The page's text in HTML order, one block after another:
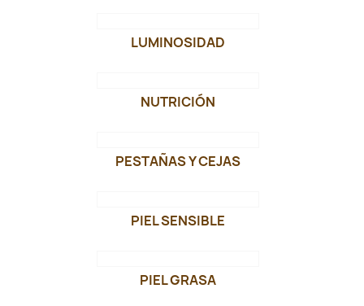
LUMINOSIDAD
NUTRICIÓN
PESTAÑAS Y CEJAS
PIEL SENSIBLE
PIEL GRASA